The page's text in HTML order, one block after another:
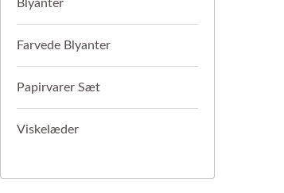
Blyanter
Farvede Blyanter
Papirvarer Sæt
Viskelæder